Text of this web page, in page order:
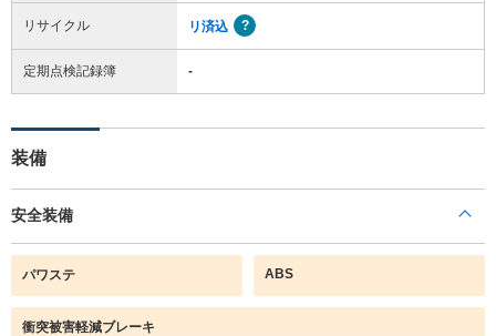
リサイクル リ済込
定期点検記録簿 -
装備
安全装備
パワステ ABS
衝突被害軽減ブレーキ